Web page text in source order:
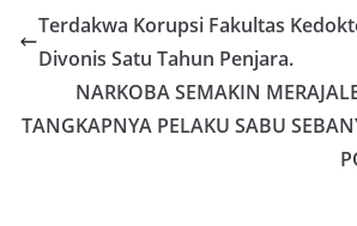
Terdakwa Korupsi Fakultas
Divonis Satu Tahun Penjara.
NARKOBA SEMAKIN
TANGKAPNYA PELAKU SABU